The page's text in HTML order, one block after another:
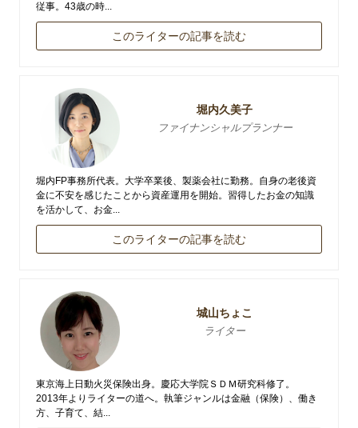
従事。43歳の時...
このライターの記事を読む
堀内久美子
ファイナンシャルプランナー
堀内FP事務所代表。大学卒業後、製薬会社に勤務。自身の老後資
金に不安を感じたことから資産運用を開始。習得したお金の知識
を活かして、お金...
このライターの記事を読む
城山ちょこ
ライター
東京海上日動火災保険出身。慶応大学院ＳＤＭ研究科修了。
2013年よりライターの道へ。執筆ジャンルは金融（保険）、働き
方、子育て、結...